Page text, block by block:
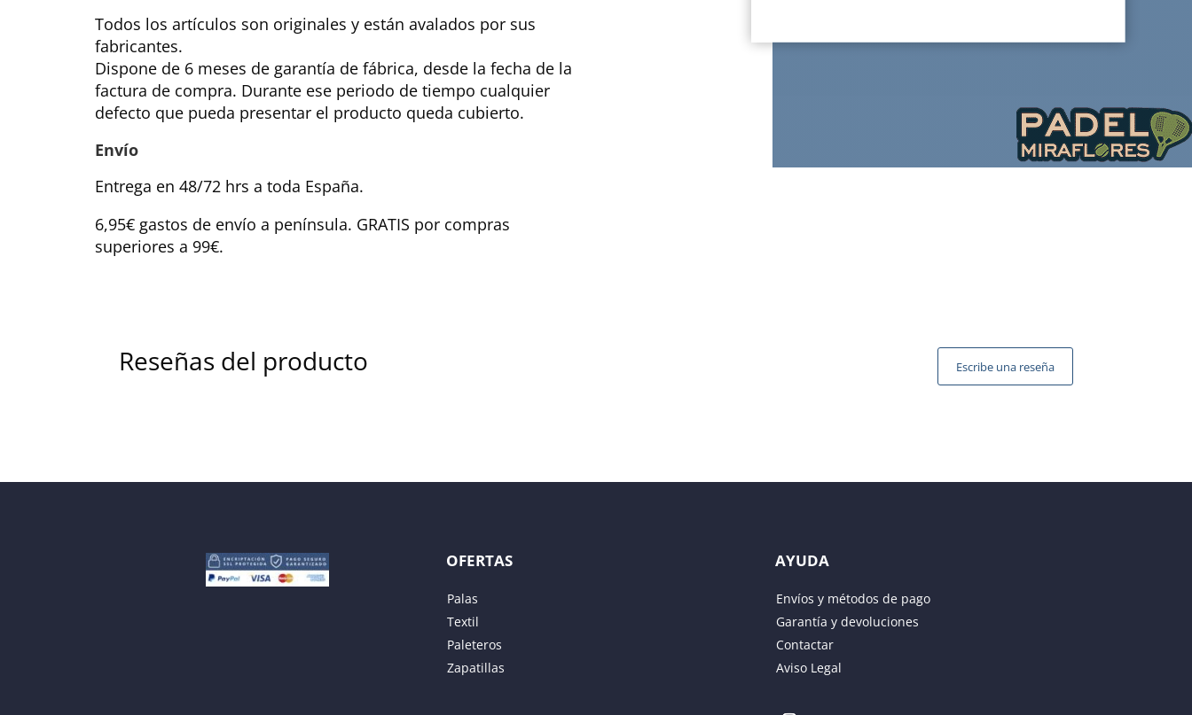
Todos los artículos son originales y están avalados por sus
fabricantes.
Dispone de 6 meses de garantía de fábrica, desde la fecha de la
factura de compra. Durante ese periodo de tiempo cualquier
defecto que pueda presentar el producto queda cubierto.
Envío
Entrega en 48/72 hrs a toda España.
6,95€ gastos de envío a península. GRATIS por compras
superiores a 99€.
Reseñas del producto Escribe una reseña
OFERTAS
Palas
Textil
Paleteros
Zapatillas
AYUDA
Envíos y métodos de pago
Garantía y devoluciones
Contactar
Aviso Legal